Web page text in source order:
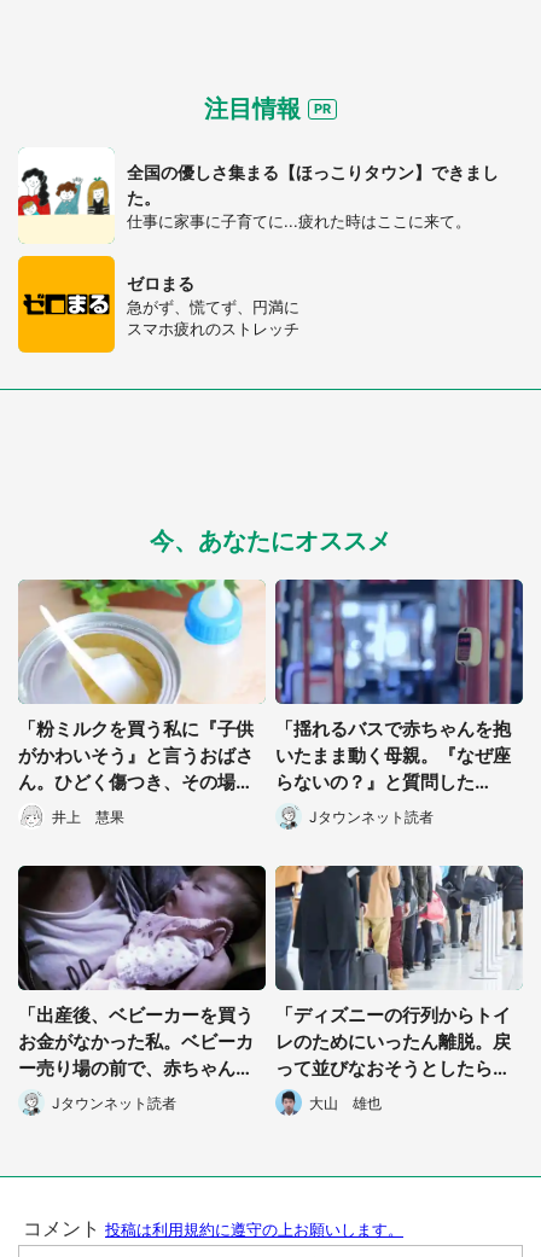
都道府選択
注目情報
全国の優しさ集まる【ほっこりタウン】できまし
た。
仕事に家事に子育てに...疲れた時はここに来て。
ゼロまる
急がず、慌てず、円満に
スマホ疲れのストレッチ
今、あなたにオススメ
「粉ミルクを買う私に『子供
がかわいそう』と言うおばさ
ん。ひどく傷つき、その場を
離れようとすると...」（群馬
井上 慧果
「揺れるバスで赤ちゃんを抱
いたまま動く母親。『なぜ座
らないの？』と質問した
ら...」（東京都・40代女性）
Jタウンネット読者
「出産後、ベビーカーを買う
お金がなかった私。ベビーカ
ー売り場の前で、赤ちゃん連
れの母親から...」（神奈川
県・50代女性）
Jタウンネット読者
「ディズニーの行列からトイ
レのためにいったん離脱。戻
って並びなおそうとしたら、
後ろに並んでいた人が...」(東
京都・40代女性)
大山 雄也